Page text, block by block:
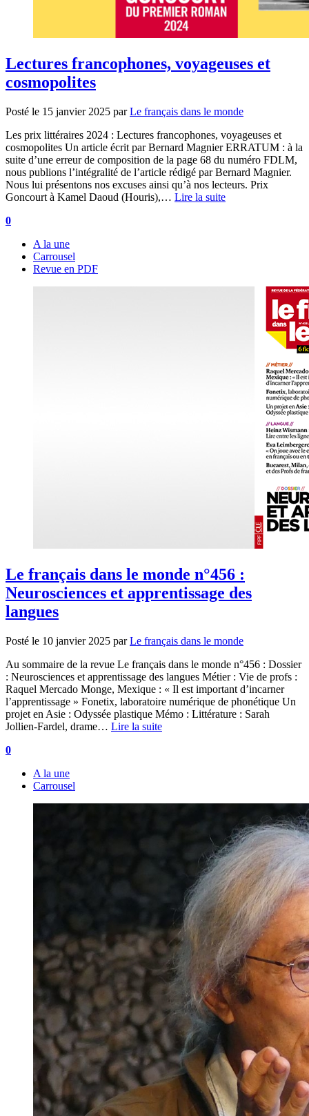
Lectures francophones, voyageuses et
cosmopolites
Posté le 15 janvier 2025 par Le français dans le monde
Les prix littéraires 2024 : Lectures francophones, voyageuses et
cosmopolites Un article écrit par Bernard Magnier ERRATUM : à la
suite d’une erreur de composition de la page 68 du numéro FDLM,
nous publions l’intégralité de l’article rédigé par Bernard Magnier.
Nous lui présentons nos excuses ainsi qu’à nos lecteurs. Prix
Goncourt à Kamel Daoud (Houris),… Lire la suite
0
A la une
Carrousel
Revue en PDF
Le français dans le monde n°456 :
Neurosciences et apprentissage des
langues
Posté le 10 janvier 2025 par Le français dans le monde
Au sommaire de la revue Le français dans le monde n°456 : Dossier
: Neurosciences et apprentissage des langues Métier : Vie de profs :
Raquel Mercado Monge, Mexique : « Il est important d’incarner
l’apprentissage » Fonetix, laboratoire numérique de phonétique Un
projet en Asie : Odyssée plastique Mémo : Littérature : Sarah
Jollien-Fardel, drame… Lire la suite
0
A la une
Carrousel